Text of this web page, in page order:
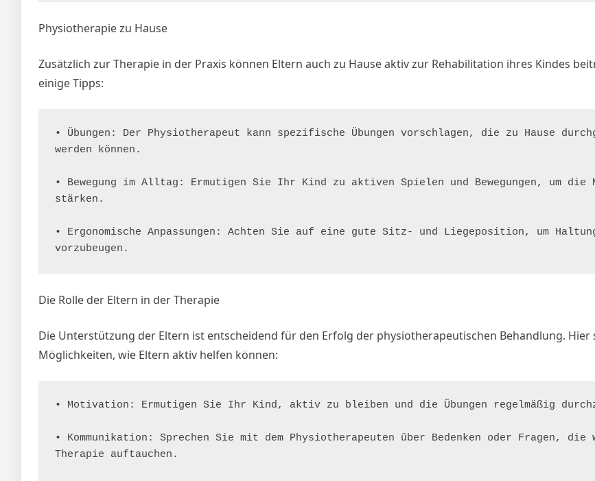
Physiotherapie zu Hause
Zusätzlich zur Therapie in der Praxis können Eltern auch zu Hause aktiv zur Rehabilitation ihres Kindes
einige Tipps:
• Übungen: Der Physiotherapeut kann spezifische Übungen vorschlagen, die zu Hause
werden können.
• Bewegung im Alltag: Ermutigen Sie Ihr Kind zu aktiven Spielen und Bewegungen, um die
stärken.
• Ergonomische Anpassungen: Achten Sie auf eine gute Sitz- und Liegeposition, um
vorzubeugen.
Die Rolle der Eltern in der Therapie
Die Unterstützung der Eltern ist entscheidend für den Erfolg der physiotherapeutischen Behandlung. Hier
Möglichkeiten, wie Eltern aktiv helfen können:
• Motivation: Ermutigen Sie Ihr Kind, aktiv zu bleiben und die Übungen regelmäßig
• Kommunikation: Sprechen Sie mit dem Physiotherapeuten über Bedenken oder Fragen, die
Therapie auftauchen.